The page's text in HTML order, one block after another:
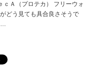
ｃＡ（プロテカ） フリーウォ
どう見ても具合良さそうで
…